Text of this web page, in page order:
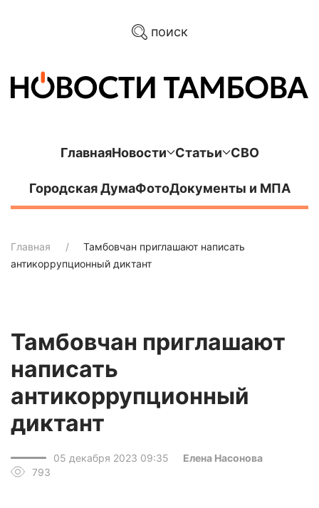
поиск
ГлавнаяНовости Статьи СВО
Городская ДумаФотоДокументы и МПА
Главная
Тамбовчан приглашают написать
антикоррупционный диктант
Тамбовчан приглашают
написать
антикоррупционный
диктант
05 декабря 2023 09:35
Елена Насонова
793